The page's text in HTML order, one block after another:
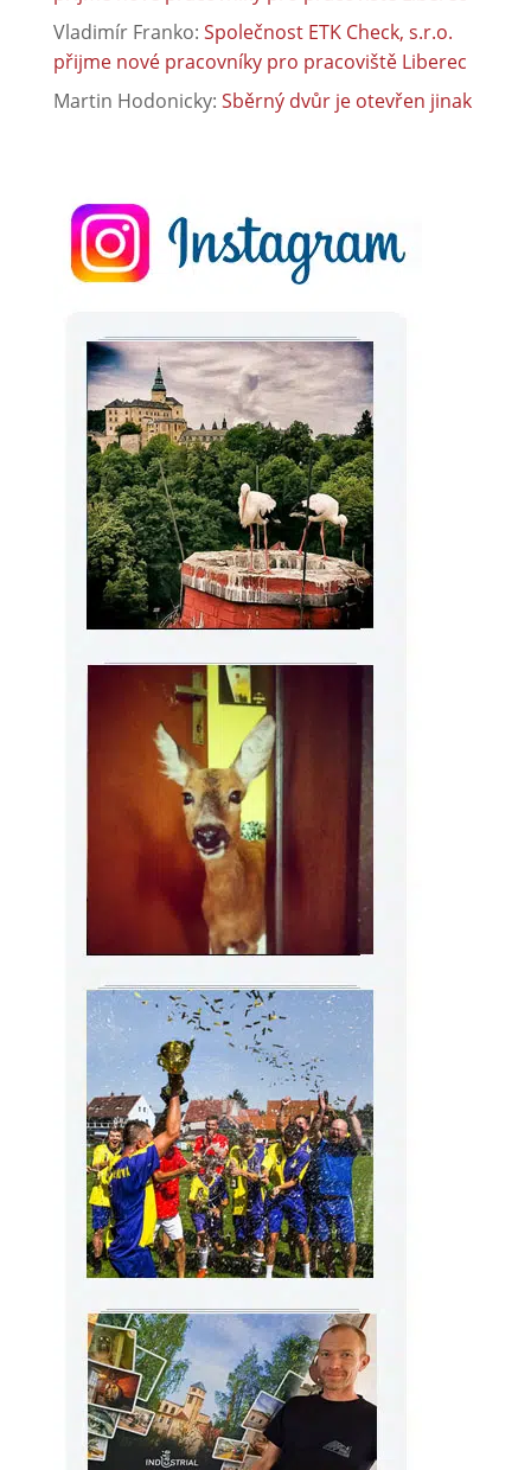
Vladimír Franko: Společnost ETK Check, s.r.o.
přijme nové pracovníky pro pracoviště Liberec
Martin Hodonicky: Sběrný dvůr je otevřen jinak